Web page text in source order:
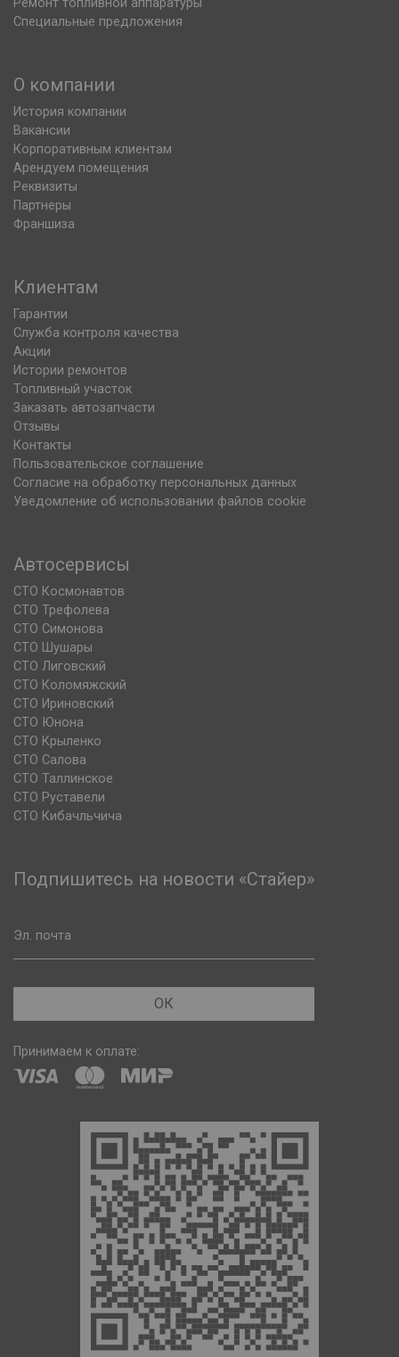
Специальные предложения
О компании
История компании
Вакансии
Корпоративным клиентам
Арендуем помещения
Реквизиты
Партнеры
Франшиза
Клиентам
Гарантии
Служба контроля качества
Акции
Истории ремонтов
Топливный участок
Заказать автозапчасти
Отзывы
Контакты
Пользовательское соглашение
Согласие на обработку персональных данных
Уведомление об использовании файлов cookie
Автосервисы
СТО Космонавтов
СТО Трефолева
СТО Симонова
СТО Шушары
СТО Лиговский
СТО Коломяжский
СТО Ириновский
СТО Юнона
СТО Крыленко
СТО Салова
СТО Таллинское
СТО Руставели
СТО Кибачльчича
Подпишитесь на новости «Стайер»
Эл. почта
ОК
Принимаем к оплате: